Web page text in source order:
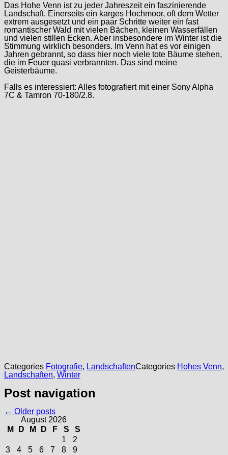
Das Hohe Venn ist zu jeder Jahreszeit ein faszinierende
Landschaft. Einerseits ein karges Hochmoor, oft dem Wetter
extrem ausgesetzt und ein paar Schritte weiter ein fast
romantischer Wald mit vielen Bächen, kleinen Wasserfällen
und vielen stillen Ecken. Aber insbesondere im Winter ist die
Stimmung wirklich besonders. Im Venn hat es vor einigen
Jahren gebrannt, so dass hier noch viele tote Bäume stehen,
die im Feuer quasi verbrannten. Das sind meine
Geisterbäume.
Falls es interessiert: Alles fotografiert mit einer Sony Alpha
7C & Tamron 70-180/2.8.
Categories Fotografie, LandschaftenCategories Hohes Venn,
Landschaften, Winter
Post navigation
← Older posts
August 2026
M
D M D F S
S
1
2
3
4 5 6 7 8
9